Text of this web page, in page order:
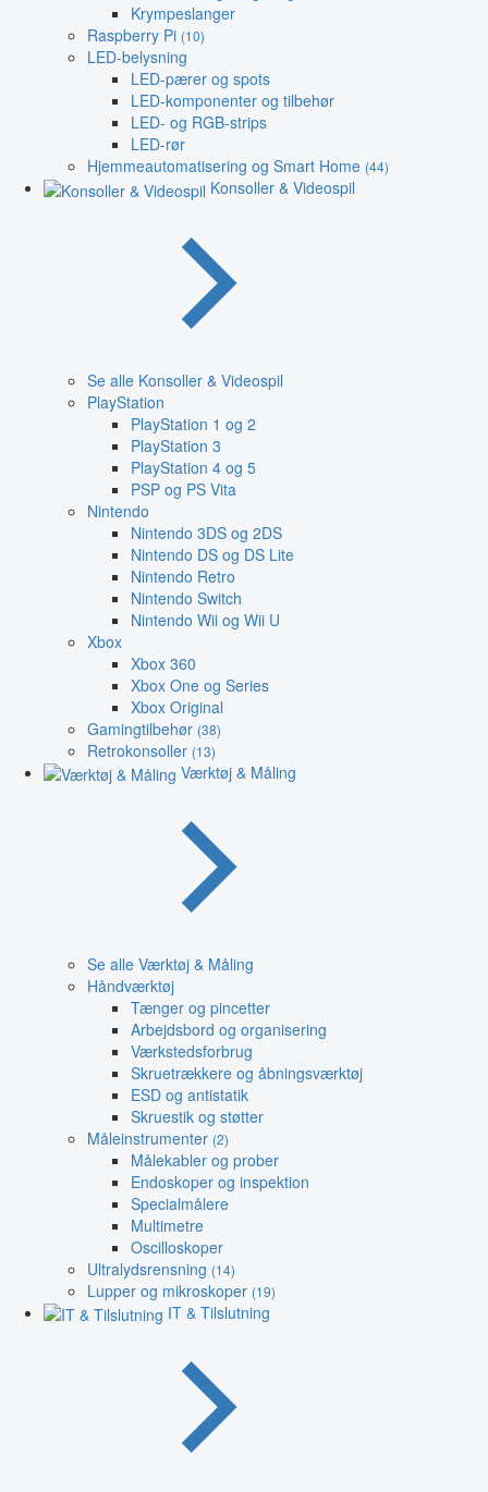
Krympeslanger
Raspberry Pi (10)
LED-belysning
LED-pærer og spots
LED-komponenter og tilbehør
LED- og RGB-strips
LED-rør
Hjemmeautomatisering og Smart Home (44)
Konsoller & Videospil
Se alle Konsoller & Videospil
PlayStation
PlayStation 1 og 2
PlayStation 3
PlayStation 4 og 5
PSP og PS Vita
Nintendo
Nintendo 3DS og 2DS
Nintendo DS og DS Lite
Nintendo Retro
Nintendo Switch
Nintendo Wii og Wii U
Xbox
Xbox 360
Xbox One og Series
Xbox Original
Gamingtilbehør (38)
Retrokonsoller (13)
Værktøj & Måling
Se alle Værktøj & Måling
Håndværktøj
Tænger og pincetter
Arbejdsbord og organisering
Værkstedsforbrug
Skruetrækkere og åbningsværktøj
ESD og antistatik
Skruestik og støtter
Måleinstrumenter (2)
Målekabler og prober
Endoskoper og inspektion
Specialmålere
Multimetre
Oscilloskoper
Ultralydsrensning (14)
Lupper og mikroskoper (19)
IT & Tilslutning